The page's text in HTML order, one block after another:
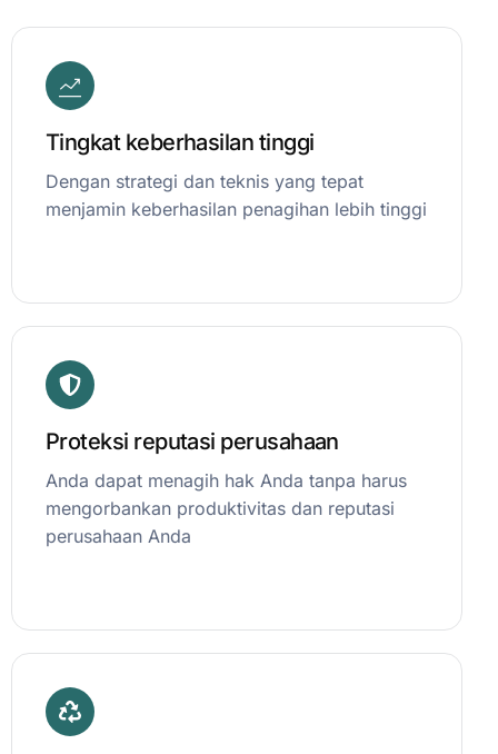
Tingkat keberhasilan tinggi
Dengan strategi dan teknis yang tepat
menjamin keberhasilan penagihan lebih tinggi
Proteksi reputasi perusahaan
Anda dapat menagih hak Anda tanpa harus
mengorbankan produktivitas dan reputasi
perusahaan Anda